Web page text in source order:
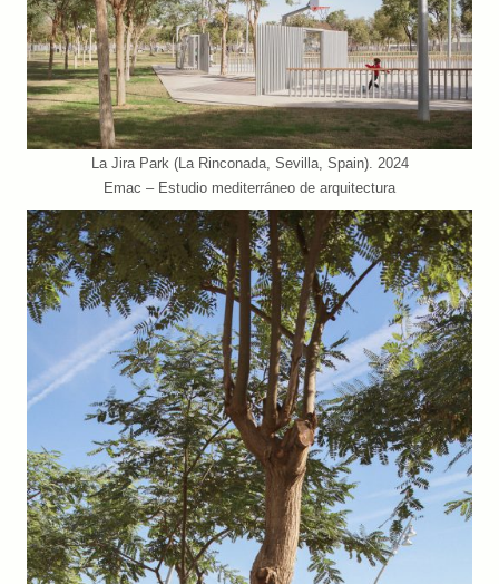
La Jira Park (La Rinconada, Sevilla, Spain). 2024
Emac – Estudio mediterráneo de arquitectura